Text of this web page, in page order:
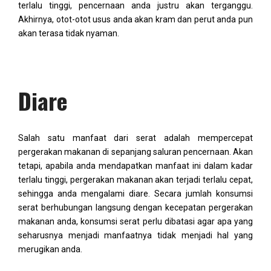
terlalu tinggi, pencernaan anda justru akan terganggu.
Akhirnya, otot-otot usus anda akan kram dan perut anda pun
akan terasa tidak nyaman.
Diare
Salah satu manfaat dari serat adalah mempercepat
pergerakan makanan di sepanjang saluran pencernaan. Akan
tetapi, apabila anda mendapatkan manfaat ini dalam kadar
terlalu tinggi, pergerakan makanan akan terjadi terlalu cepat,
sehingga anda mengalami diare. Secara jumlah konsumsi
serat berhubungan langsung dengan kecepatan pergerakan
makanan anda, konsumsi serat perlu dibatasi agar apa yang
seharusnya menjadi manfaatnya tidak menjadi hal yang
merugikan anda.